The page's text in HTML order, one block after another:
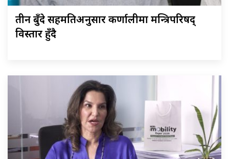
तीन बुँदे सहमतिअनुसार कर्णालीमा मन्त्रिपरिषद्
विस्तार हुँदै